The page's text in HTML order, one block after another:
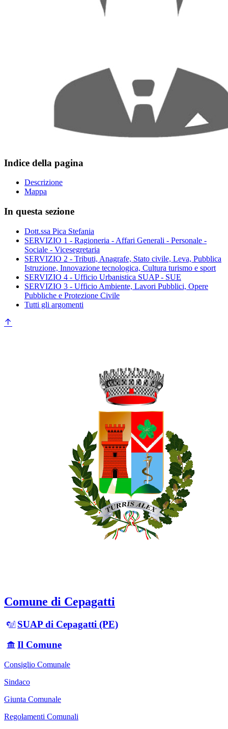
Indice della pagina
Descrizione
Mappa
In questa sezione
Dott.ssa Pica Stefania
SERVIZIO 1 - Ragioneria - Affari Generali - Personale -
Sociale - Vicesegretaria
SERVIZIO 2 - Tributi, Anagrafe, Stato civile, Leva, Pubblica
Istruzione, Innovazione tecnologica, Cultura turismo e sport
SERVIZIO 4 - Ufficio Urbanistica SUAP - SUE
SERVIZIO 3 - Ufficio Ambiente, Lavori Pubblici, Opere
Pubbliche e Protezione Civile
Tutti gli argomenti
Comune di Cepagatti
SUAP di Cepagatti (PE)
Il Comune
Consiglio Comunale
Sindaco
Giunta Comunale
Regolamenti Comunali